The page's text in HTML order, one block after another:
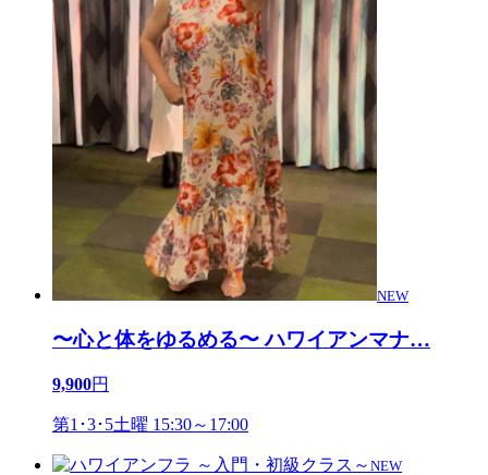
NEW
〜心と体をゆるめる〜 ハワイアンマナ…
9,900円
第1･3･5土曜 15:30～17:00
NEW